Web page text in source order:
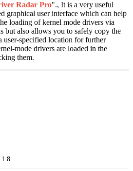
Radar Pro"., It is a very useful
graphical user interface which can help
loading of kernel mode drivers via
but also allows you to safely copy the
user-specified location for further
mode drivers are loaded in the
them.
1.8